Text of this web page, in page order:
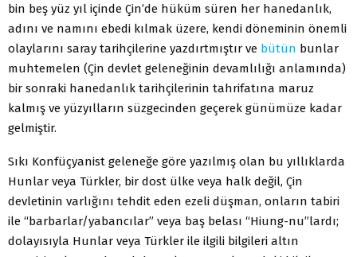
bin beş yüz yıl içinde Çin’de hüküm süren her hanedanlık,
adını ve namını ebedi kılmak üzere, kendi döneminin önemli
olaylarını saray tarihçilerine yazdırtmıştır ve bütün bunlar
muhtemelen (Çin devlet geleneğinin devamlılığı anlamında)
bir sonraki hanedanlık tarihçilerinin tahrifatına maruz
kalmış ve yüzyılların süzgecinden geçerek günümüze kadar
gelmiştir.
Sıkı Konfüçyanist geleneğe göre yazılmış olan bu yıllıklarda
Hunlar veya Türkler, bir dost ülke veya halk değil, Çin
devletinin varlığını tehdit eden ezeli düşman, onların tabiri
ile “barbarlar/yabancılar” veya baş belası “Hiung-nu”lardı;
dolayısıyla Hunlar veya Türkler ile ilgili bilgileri altın